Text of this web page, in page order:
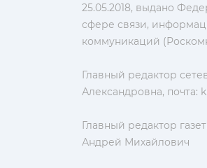
25.05.2018, выдано
сфере связи,
коммуникаций
Главный редактор
Александровна, почта:
Главный редактор
Андрей Михайлович